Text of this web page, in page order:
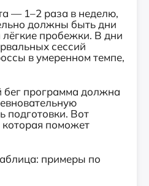
— 1–2 раза в неделю,
должны быть дни
лёгкие пробежки. В дни
сессий
в умеренном темпе,
программа должна
подготовки. Вот
поможет
примеры по